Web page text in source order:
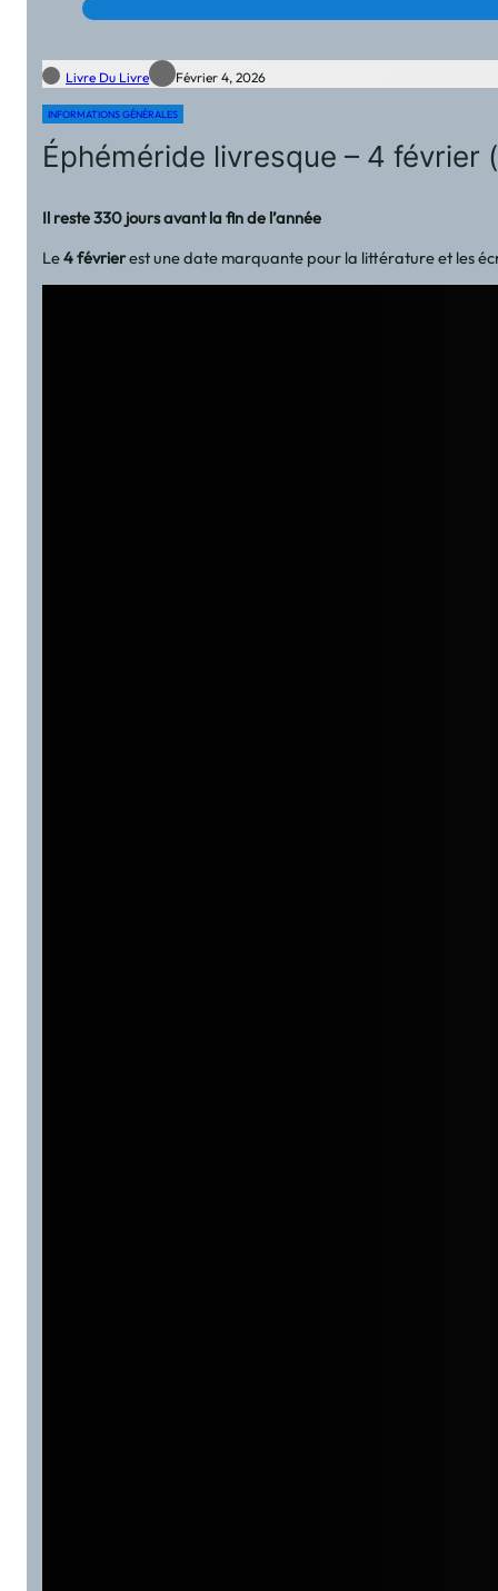
Livre Du Livre Février 4, 2026
INFORMATIONS GÉNÉRALES
Éphéméride livresque – 4 février
Il reste 330 jours avant la fin de l’année
Le4 févrierest une date marquante pour la littérature et les